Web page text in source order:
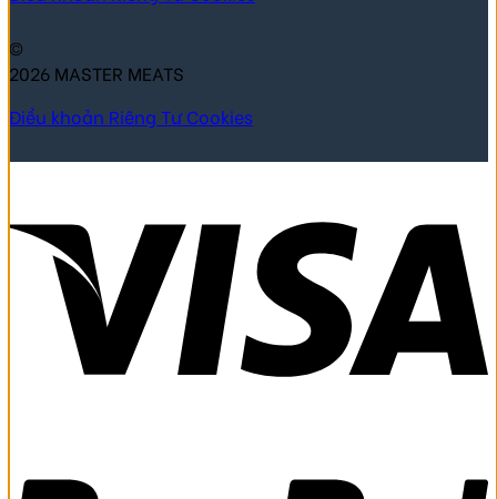
©
2026 MASTER MEATS
Điều khoản Riêng Tư Cookies